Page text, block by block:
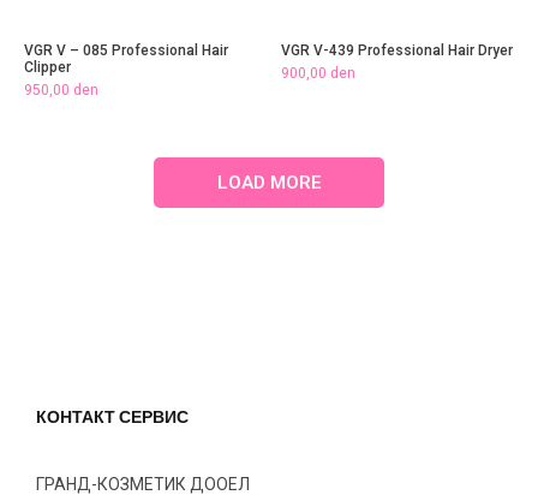
VGR V – 085 Professional Hair
Clipper
950,00 den
VGR V-439 Professional Hair Dryer
900,00 den
LOAD MORE
КОНТАКТ СЕРВИС
ГРАНД-КОЗМЕТИК ДООЕЛ